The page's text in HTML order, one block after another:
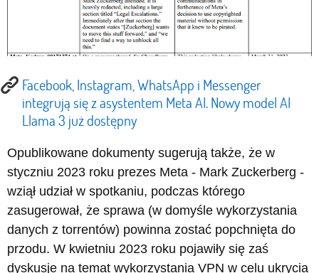
Facebook, Instagram, WhatsApp i Messenger
integrują się z asystentem Meta AI. Nowy model AI
Llama 3 już dostępny
Opublikowane dokumenty sugerują także, że w
styczniu 2023 roku prezes Meta - Mark Zuckerberg -
wziął udział w spotkaniu, podczas którego
zasugerował, że sprawa (w domyśle wykorzystania
danych z torrentów) powinna zostać popchnięta do
przodu. W kwietniu 2023 roku pojawiły się zaś
dyskusje na temat wykorzystania VPN w celu ukrycia